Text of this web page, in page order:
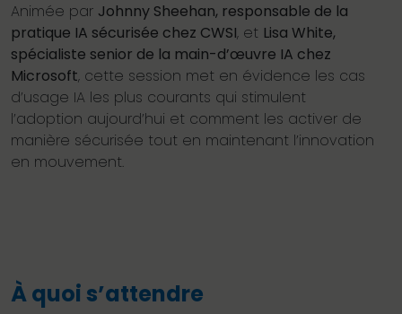
Animée par Johnny Sheehan, responsable de la
pratique IA sécurisée chez CWSI, et Lisa White,
spécialiste senior de la main-d’œuvre IA chez
Microsoft, cette session met en évidence les cas
d’usage IA les plus courants qui stimulent
l’adoption aujourd’hui et comment les activer de
manière sécurisée tout en maintenant l’innovation
en mouvement.
À quoi s’attendre